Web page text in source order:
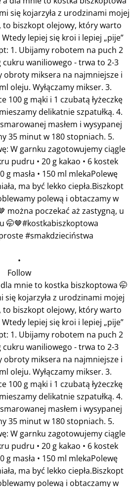
•
Follow
mnie to kostka biszkoptowa 🤭
się kojarzyła z urodzinami mojej
to biszkopt olejowy, który warto
lepiej się kroi i lepiej „pije”
1. Ubijamy robotem na puch 2
cukru waniliowego - trwa to 2-3
obroty miksera na najmniejsze i
oleju. Wyłączamy mikser. 3.
100 g mąki i 1 czubatą łyżeczkę
delikatnie szpatułką. 4.
masłem i wysypanej
35 minut w 180 stopniach. 5.
W garnku zagotowujemy ciągle
pudru • 20 g kakao • 6 kostek
g masła • 150 ml mlekaPolewę
ma być lekko ciepła.Biszkopt
polewą i obtaczamy w